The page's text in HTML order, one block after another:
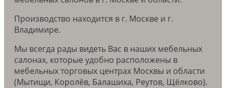
Производство находится в г. Москве и г.
Владимире.
Мы всегда рады видеть Вас в наших мебельных
салонах, которые удобно расположены в
мебельных торговых центрах Москвы и области
(Мытищи, Королёв, Балашиха, Реутов, Щёлково).